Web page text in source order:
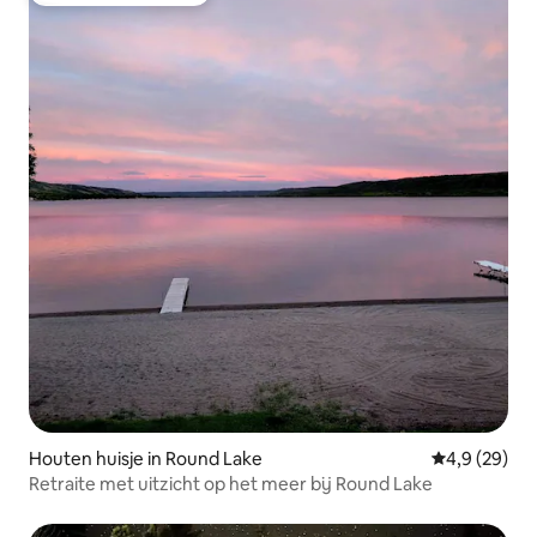
Houten huisje in Round Lake Gemiddelde
4,9 (29)
Retraite met uitzicht op het meer bij Round Lake